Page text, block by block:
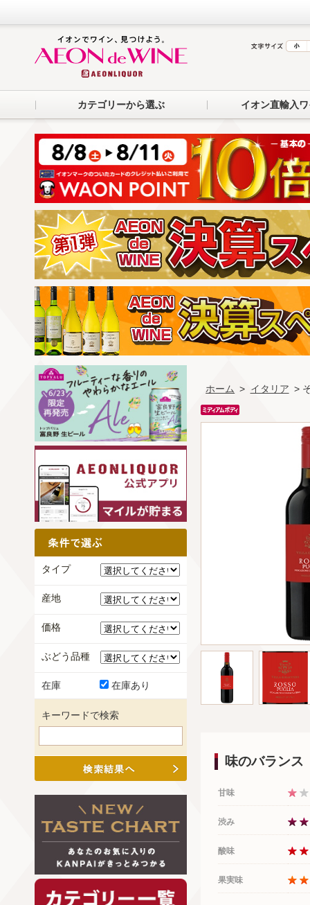
カテゴリーから選ぶ イオン直輸入
ホーム > イタリア >
味のバランス
甘味
渋み
酸味
果実味
タイプ
産地
価格
ぶどう品種
在庫 在庫あり
キーワードで検索